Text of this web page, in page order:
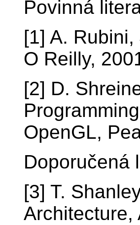
Povinná
[1] A.
O Reilly,
[2] D.
OpenGL,
Doporučená
[3] T.
Architecture,